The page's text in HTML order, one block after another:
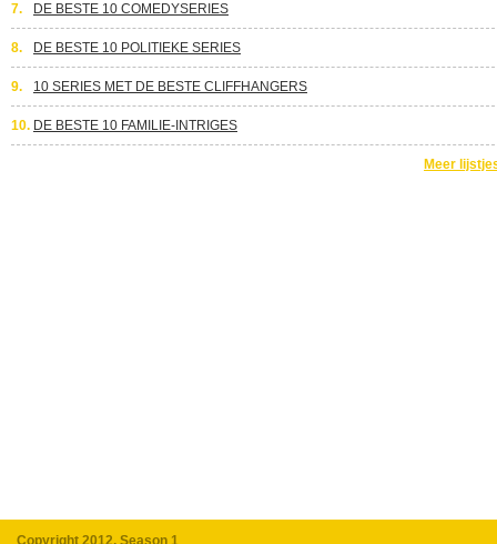
7. DE BESTE 10 COMEDYSERIES
8. DE BESTE 10 POLITIEKE SERIES
9. 10 SERIES MET DE BESTE CLIFFHANGERS
10. DE BESTE 10 FAMILIE-INTRIGES
Meer
Copyright 2012, Season 1